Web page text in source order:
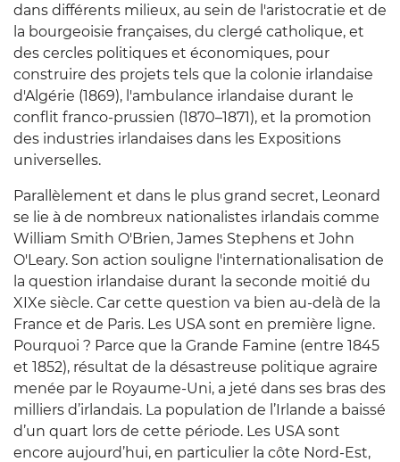
dans différents milieux, au sein de l'aristocratie et de
la bourgeoisie françaises, du clergé catholique, et
des cercles politiques et économiques, pour
construire des projets tels que la colonie irlandaise
d'Algérie (1869), l'ambulance irlandaise durant le
conflit franco-prussien (1870–1871), et la promotion
des industries irlandaises dans les Expositions
universelles.
Parallèlement et dans le plus grand secret, Leonard
se lie à de nombreux nationalistes irlandais comme
William Smith O'Brien, James Stephens et John
O'Leary. Son action souligne l'internationalisation de
la question irlandaise durant la seconde moitié du
XIXe siècle. Car cette question va bien au-delà de la
France et de Paris. Les USA sont en première ligne.
Pourquoi ? Parce que la Grande Famine (entre 1845
et 1852), résultat de la désastreuse politique agraire
menée par le Royaume-Uni, a jeté dans ses bras des
milliers d’irlandais. La population de l’Irlande a baissé
d’un quart lors de cette période. Les USA sont
encore aujourd’hui, en particulier la côte Nord-Est,